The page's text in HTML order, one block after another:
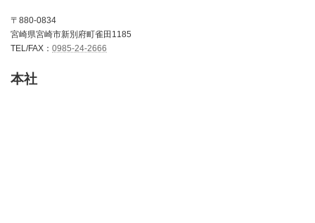
〒880-0834
宮崎県宮崎市新別府町雀田1185
TEL/FAX： 0985-24-2666
本社